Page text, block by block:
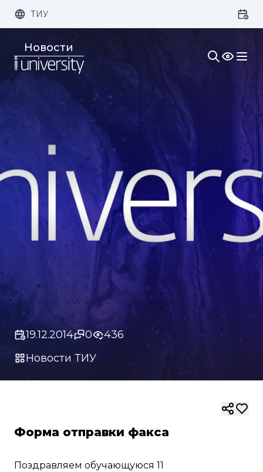
Размер шрифта: Цвет:
Изображения:
Озвучивание:
ТИУ
Новости
19.12.2014 0
436
Новости ТИУ
Форма отправки факса
Поздравляем обучающуюся 11